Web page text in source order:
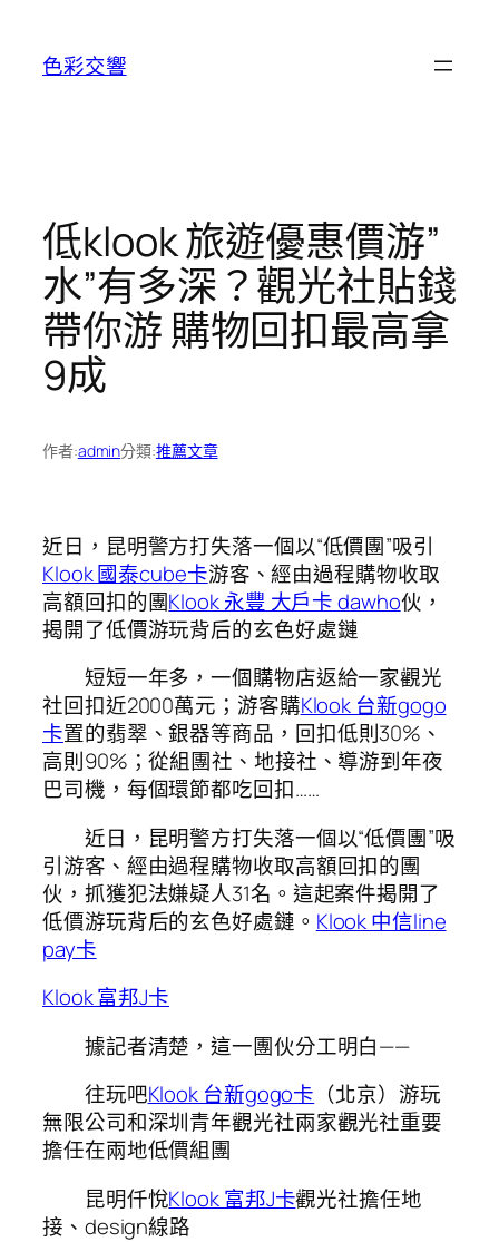
色彩交響
低klook 旅遊優惠價游”
水”有多深？觀光社貼錢
帶你游 購物回扣最高拿
9成
作者:admin分類:推薦文章
近日，昆明警方打失落一個以“低價團”吸引
Klook 國泰cube卡游客、經由過程購物收取
高額回扣的團Klook 永豐 大戶卡 dawho伙，
揭開了低價游玩背后的玄色好處鏈
短短一年多，一個購物店返給一家觀光
社回扣近2000萬元；游客購Klook 台新gogo
卡置的翡翠、銀器等商品，回扣低則30%、
高則90%；從組團社、地接社、導游到年夜
巴司機，每個環節都吃回扣……
近日，昆明警方打失落一個以“低價團”吸
引游客、經由過程購物收取高額回扣的團
伙，抓獲犯法嫌疑人31名。這起案件揭開了
低價游玩背后的玄色好處鏈。 Klook 中信line
pay卡
Klook 富邦J卡
據記者清楚，這一團伙分工明白——
往玩吧Klook 台新gogo卡 （北京）游玩
無限公司和深圳青年觀光社兩家觀光社重要
擔任在兩地低價組團
昆明仟悅Klook 富邦J卡觀光社擔任地
接、design線路